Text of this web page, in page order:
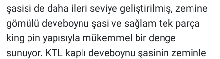
şasisi de daha ileri seviye geliştirilmiş, zemine
gömülü deveboynu şasi ve sağlam tek parça
king pin yapısıyla mükemmel bir denge
sunuyor. KTL kaplı deveboynu şasinin zeminle